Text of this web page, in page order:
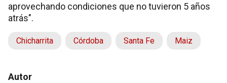
aprovechando condiciones que no tuvieron 5 años
atrás".
Chicharrita Córdoba Santa Fe Maiz
Autor